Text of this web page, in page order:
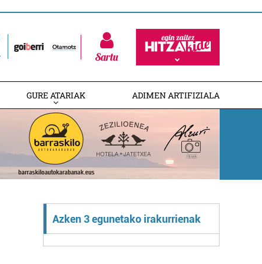
Sartu
GURE ATARIAK ADIMEN ARTIFIZIALA
Azken 3 egunetako irakurrienak